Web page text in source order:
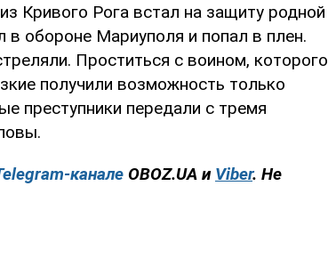
Кривого Рога встал на защиту родной
в обороне Мариуполя и попал в плен.
Проститься с воином, которого
получили возможность только
преступники передали с тремя
канале OBOZ.UA и Viber. Не